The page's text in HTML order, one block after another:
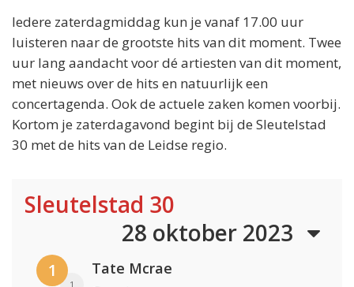
Iedere zaterdagmiddag kun je vanaf 17.00 uur
luisteren naar de grootste hits van dit moment. Twee
uur lang aandacht voor dé artiesten van dit moment,
met nieuws over de hits en natuurlijk een
concertagenda. Ook de actuele zaken komen voorbij.
Kortom je zaterdagavond begint bij de Sleutelstad
30 met de hits van de Leidse regio.
Sleutelstad 30
28 oktober 2023
1
1
Tate Mcrae